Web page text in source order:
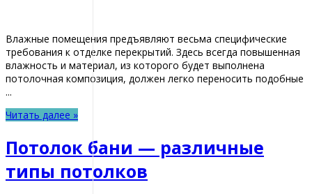
Влажные помещения предъявляют весьма специфические
требования к отделке перекрытий. Здесь всегда повышенная
влажность и материал, из которого будет выполнена
потолочная композиция, должен легко переносить подобные
...
Читать далее »
Потолок бани — различные
типы потолков